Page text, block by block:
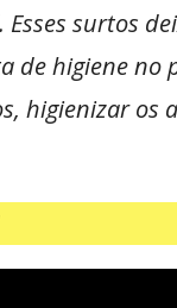
surtos
de higiene no
higienizar os